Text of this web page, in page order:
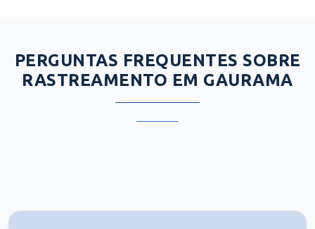
PERGUNTAS FREQUENTES SOBRE
RASTREAMENTO EM GAURAMA